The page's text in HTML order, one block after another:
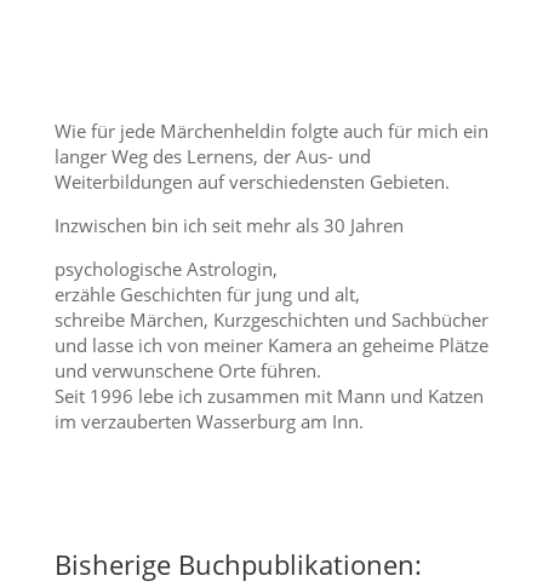
Wie für jede Märchenheldin folgte auch für mich ein
langer Weg des Lernens, der Aus- und
Weiterbildungen auf verschiedensten Gebieten.
Inzwischen bin ich seit mehr als 30 Jahren
psychologische Astrologin,
erzähle Geschichten für jung und alt,
schreibe Märchen, Kurzgeschichten und Sachbücher
und lasse ich von meiner Kamera an geheime Plätze
und verwunschene Orte führen.
Seit 1996 lebe ich zusammen mit Mann und Katzen
im verzauberten Wasserburg am Inn.
Bisherige Buchpublikationen: